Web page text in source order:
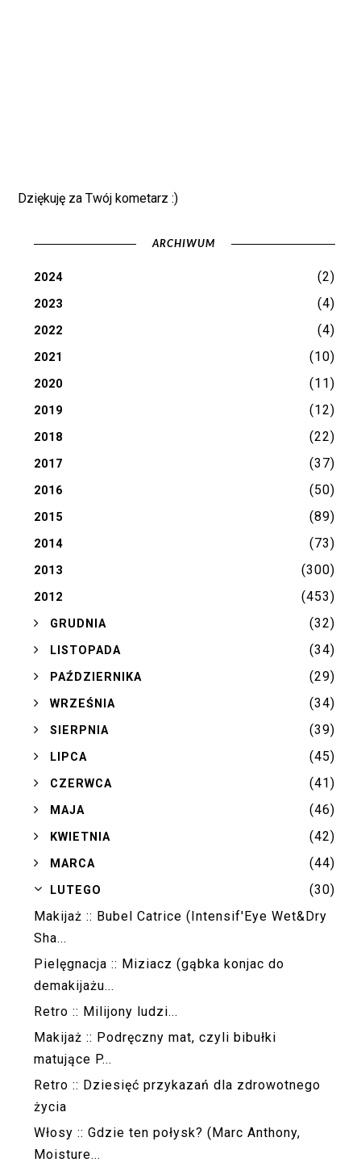
Dziękuję za Twój kometarz :)
ARCHIWUM
2024 (2)
2023 (4)
2022 (4)
2021 (10)
2020 (11)
2019 (12)
2018 (22)
2017 (37)
2016 (50)
2015 (89)
2014 (73)
2013 (300)
2012 (453)
►GRUDNIA (32)
►LISTOPADA (34)
►PAŹDZIERNIKA (29)
►WRZEŚNIA (34)
►SIERPNIA (39)
►LIPCA (45)
►CZERWCA (41)
►MAJA (46)
►KWIETNIA (42)
►MARCA (44)
▼LUTEGO
(30)
Makijaż :: Bubel Catrice (Intensif'Eye Wet&Dry
Sha...
Pielęgnacja :: Miziacz (gąbka konjac do
demakijażu...
Retro :: Milijony ludzi...
Makijaż :: Podręczny mat, czyli bibułki
matujące P...
Retro :: Dziesięć przykazań dla zdrowotnego
życia
Włosy :: Gdzie ten połysk? (Marc Anthony,
Moisture...